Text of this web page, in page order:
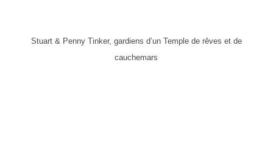
Stuart & Penny Tinker, gardiens d’un Temple de rêves et de
cauchemars